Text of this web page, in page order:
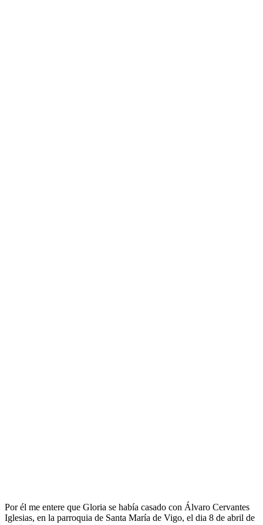
Por él me entere que Gloria se había casado con Álvaro Cervantes
Iglesias, en la parroquia de Santa María de Vigo, el dia 8 de abril de